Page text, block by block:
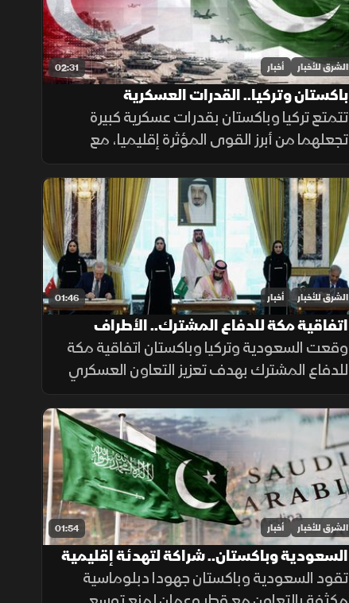
02:31 الشرق للأخبار أخبار
باكستان وتركيا.. القدرات العسكرية
تتمتع تركيا وباكستان بقدرات عسكرية كبيرة
تجعلهما من أبرز القوى المؤثرة إقليميا، مع
استثمارات متواصلة في تحديث القوات
المسلحة وتطوير القدرات الجوية والبحرية
ومنظومات الردع.
01:46 الشرق للأخبار أخبار
اتفاقية مكة للدفاع المشترك.. الأطراف
والأهداف
وقعت السعودية وتركيا وباكستان اتفاقية مكة
للدفاع المشترك بهدف تعزيز التعاون العسكري
والتنسيق الأمني وتطوير القدرات الدفاعية، بما
يدعم الاستقرار الإقليمي ويرفع مستوى
الجاهزية المشتركة.
01:54 الشرق للأخبار أخبار
السعودية وباكستان.. شراكة لتهدئة إقليمية
تقود السعودية وباكستان جهودا دبلوماسية